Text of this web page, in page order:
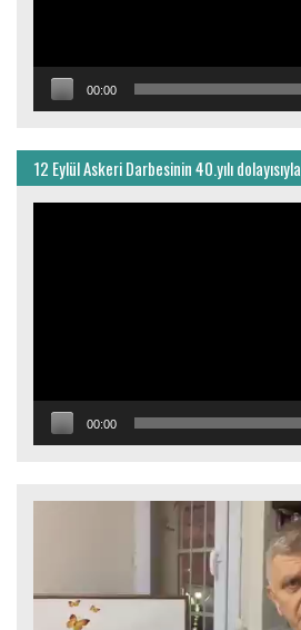
00:00
12 Eylül Askeri Darbesinin 40.yılı dolayısıyla
00:00